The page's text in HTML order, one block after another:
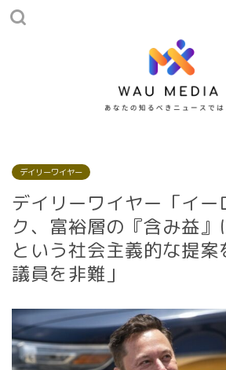
デイリーワイヤー
デイリーワイヤー「イー
ク、富裕層の『含み益
という社会主義的な提
議員を非難」